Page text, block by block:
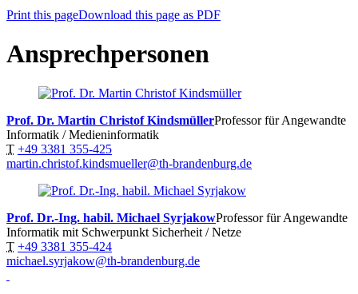
Print this pageDownload this page as PDF
Ansprechpersonen
Prof. Dr. Martin Christof KindsmüllerProfessor für Angewandte
Informatik / Medieninformatik
T +49 3381 355-425
martin.christof.kindsmueller@th-brandenburg.de
Prof. Dr.-Ing. habil. Michael SyrjakowProfessor für Angewandte
Informatik mit Schwerpunkt Sicherheit / Netze
T +49 3381 355-424
michael.syrjakow@th-brandenburg.de